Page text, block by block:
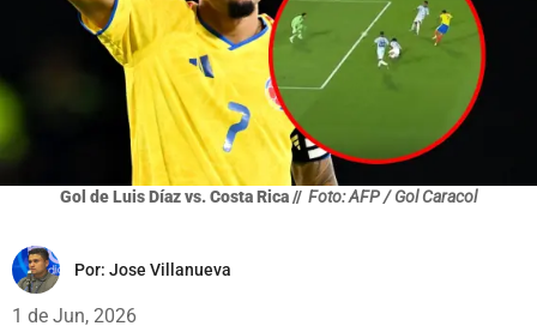
Gol de Luis Díaz vs. Costa Rica // Foto: AFP / Gol Caracol
Por: Jose Villanueva
1 de Jun, 2026